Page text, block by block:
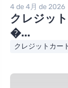
4 de 4月 de 2026
クレジッ
�...
クレジットカー